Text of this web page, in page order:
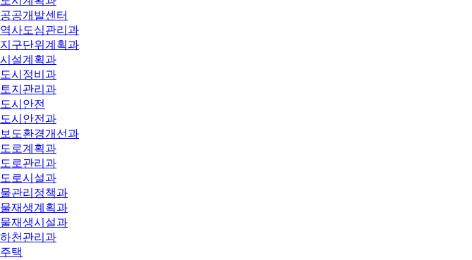
공공개발센터
역사도심관리과
지구단위계획과
시설계획과
도시정비과
토지관리과
도시안전
도시안전과
보도환경개선과
도로계획과
도로관리과
도로시설과
물관리정책과
물재생계획과
물재생시설과
하천관리과
주택